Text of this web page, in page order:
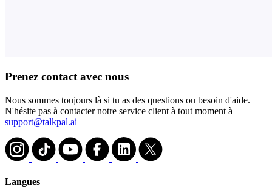
Prenez contact avec nous
Nous sommes toujours là si tu as des questions ou besoin d'aide.
N'hésite pas à contacter notre service client à tout moment à
support@talkpal.ai
Langues